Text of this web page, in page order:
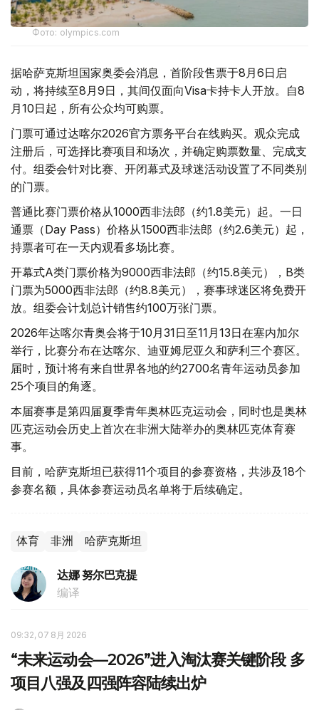
Фото: olympics.com
据哈萨克斯坦国家奥委会消息，首阶段售票于8月6日启
动，将持续至8月9日，其间仅面向Visa卡持卡人开放。自8
月10日起，所有公众均可购票。
门票可通过达喀尔2026官方票务平台在线购买。观众完成
注册后，可选择比赛项目和场次，并确定购票数量、完成支
付。组委会针对比赛、开闭幕式及球迷活动设置了不同类别
的门票。
普通比赛门票价格从1000西非法郎（约1.8美元）起。一日
通票（Day Pass）价格从1500西非法郎（约2.6美元）起，
持票者可在一天内观看多场比赛。
开幕式A类门票价格为9000西非法郎（约15.8美元），B类
门票为5000西非法郎（约8.8美元），赛事球迷区将免费开
放。组委会计划总计销售约100万张门票。
2026年达喀尔青奥会将于10月31日至11月13日在塞内加尔
举行，比赛分布在达喀尔、迪亚姆尼亚久和萨利三个赛区。
届时，预计将有来自世界各地的约2700名青年运动员参加
25个项目的角逐。
本届赛事是第四届夏季青年奥林匹克运动会，同时也是奥林
匹克运动会历史上首次在非洲大陆举办的奥林匹克体育赛
事。
目前，哈萨克斯坦已获得11个项目的参赛资格，共涉及18个
参赛名额，具体参赛运动员名单将于后续确定。
体育 非洲 哈萨克斯坦
达娜 努尔巴克提
编译
09:32, 07 8月 2026
“未来运动会—2026”进入淘汰赛关键阶段 多
项目八强及四强阵容陆续出炉